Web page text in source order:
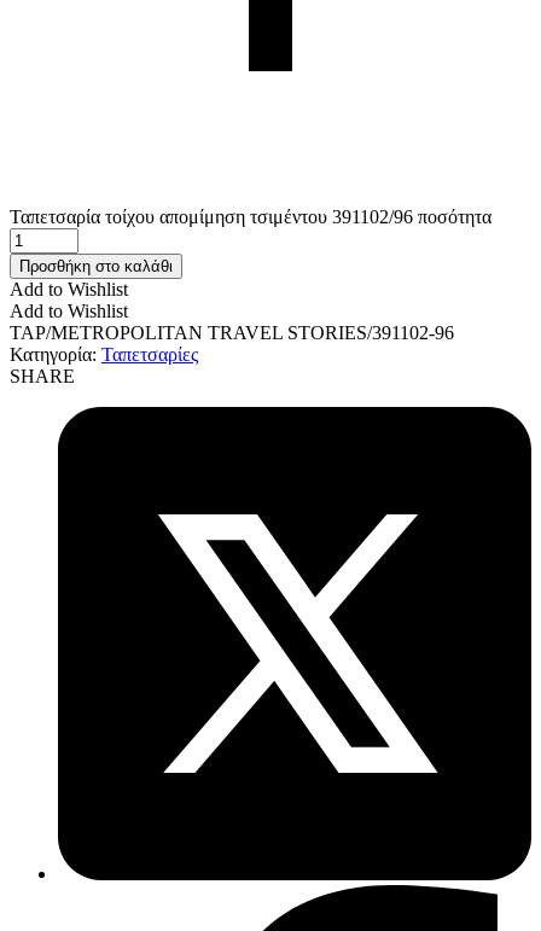
Ταπετσαρία τοίχου απομίμηση τσιμέντου 391102/96 ποσότητα
Προσθήκη στο καλάθι
Add to Wishlist
Add to Wishlist
TAP/METROPOLITAN TRAVEL STORIES/391102-96
Κατηγορία: Ταπετσαρίες
SHARE